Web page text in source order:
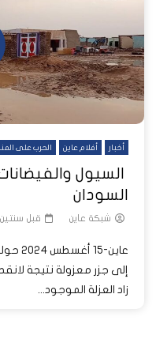
أخبار أفلام عاين الحرب على
السيول
السودان
شبكة عاين قبل سنتين
عاين-
إلى جزر معزولة نتيجة
زاد العزلة الموجود...